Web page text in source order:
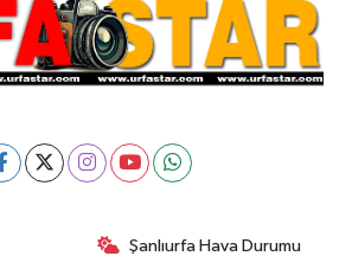
Şanlıurfa Hava Durumu